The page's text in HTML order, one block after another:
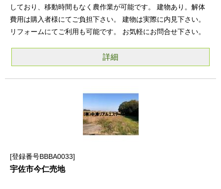
しており、移動時間もなく農作業が可能です。 建物あり。解体
費用は購入者様にてご負担下さい。 建物は実際に内見下さい。
リフォームにてご利用も可能です。 お気軽にお問合せ下さい。
詳細
登録番号BBBA0033
宇佐市今仁売地